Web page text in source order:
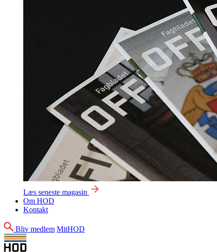
Læs seneste magasin
Om HOD
Kontakt
Søg
Bliv medlem MitHOD